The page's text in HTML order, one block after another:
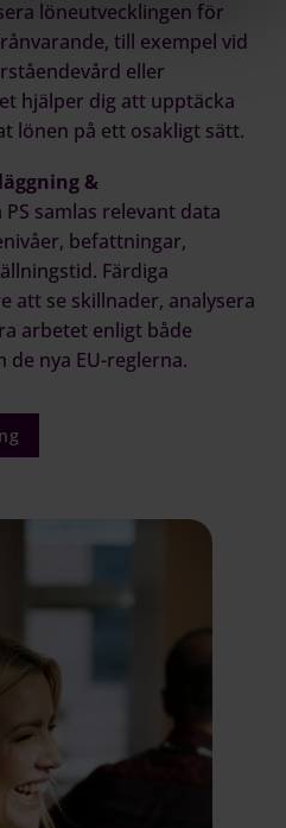
löneutvecklingen för
till exempel vid
eller
hjälper dig att upptäcka
lönen på ett osakligt sätt.
&
PS samlas relevant data
befattningar,
Färdiga
att se skillnader, analysera
arbetet enligt både
nya EU-reglerna.